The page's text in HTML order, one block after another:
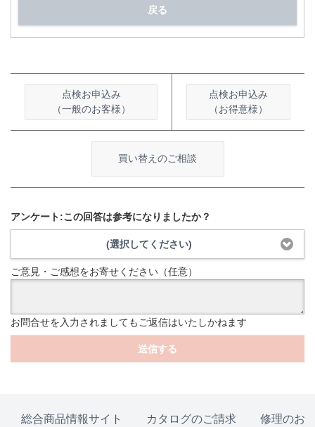
戻る
点検お申込み
（一般のお客様）
点検お申込み
（お得意様）
買い替えのご相談
アンケート:この回答は参考になりましたか？
(選択してください)
ご意見・ご感想をお寄せください（任意）
お問合せを入力されましてもご返信はいたしかねます
送信する
総合商品情報サイト カタログのご請求 修理のお